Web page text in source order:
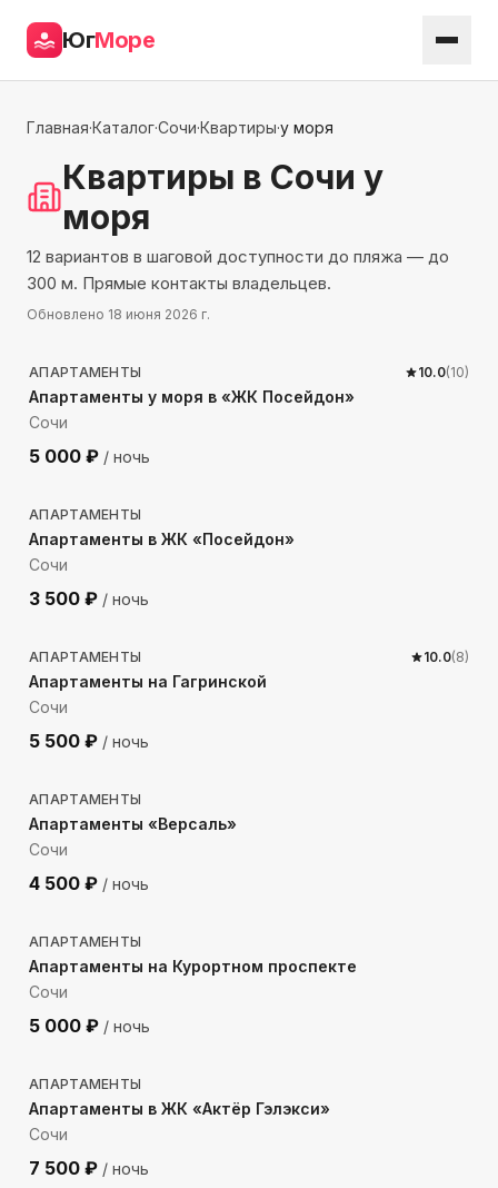
ЮгМоре
Главная·Каталог·Сочи·Квартиры·у моря
Квартиры в Сочи у
моря
12 вариантов в шаговой доступности до пляжа — до
300 м. Прямые контакты владельцев.
Обновлено 18 июня 2026 г.
144м до моря
АПАРТАМЕНТЫ 10.0(10)
Апартаменты у моря в «ЖК Посейдон»
Сочи
5 000 ₽ / ночь
132 м до моря
АПАРТАМЕНТЫ
Апартаменты в ЖК «Посейдон»
Сочи
3 500 ₽ / ночь
278м до моря
АПАРТАМЕНТЫ 10.0(8)
Апартаменты на Гагринской
Сочи
5 500 ₽ / ночь
82 м до моря
АПАРТАМЕНТЫ
Апартаменты «Версаль»
Сочи
4 500 ₽ / ночь
286м до моря
АПАРТАМЕНТЫ
Апартаменты на Курортном проспекте
Сочи
5 000 ₽ / ночь
147м до моря
АПАРТАМЕНТЫ
Апартаменты в ЖК «Актёр Гэлэкси»
Сочи
7 500 ₽ / ночь
299м до моря